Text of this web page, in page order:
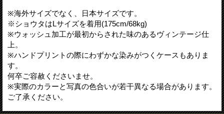
※海外サイズでなく、日本サイズです。
※ショウタはLサイズを着用(175cm/68kg)
※ウォッシュ加工が最初からされた味のあるヴィンテージ仕
上。
※ハンドプリントの際にわずかな染みがつくケースもありま
す。
何卒ご容赦くださいませ。
※実際のカラーと写真の色合いが若干異なる場合があります。
ご了承ください。